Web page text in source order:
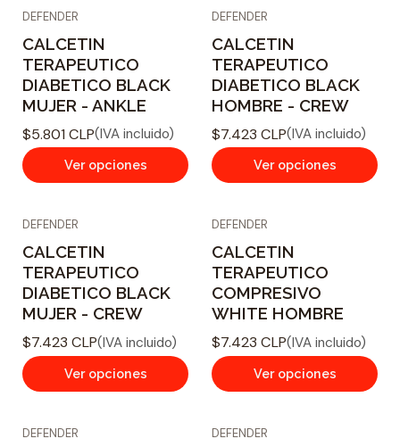
DEFENDER
CALCETIN
TERAPEUTICO
DIABETICO BLACK
MUJER - ANKLE
$5.801 CLP(IVA incluido)
Ver opciones
DEFENDER
CALCETIN
TERAPEUTICO
DIABETICO BLACK
HOMBRE - CREW
$7.423 CLP(IVA incluido)
Ver opciones
DEFENDER
CALCETIN
TERAPEUTICO
DIABETICO BLACK
MUJER - CREW
$7.423 CLP(IVA incluido)
Ver opciones
DEFENDER
CALCETIN
TERAPEUTICO
COMPRESIVO
WHITE HOMBRE
$7.423 CLP(IVA incluido)
Ver opciones
DEFENDER DEFENDER